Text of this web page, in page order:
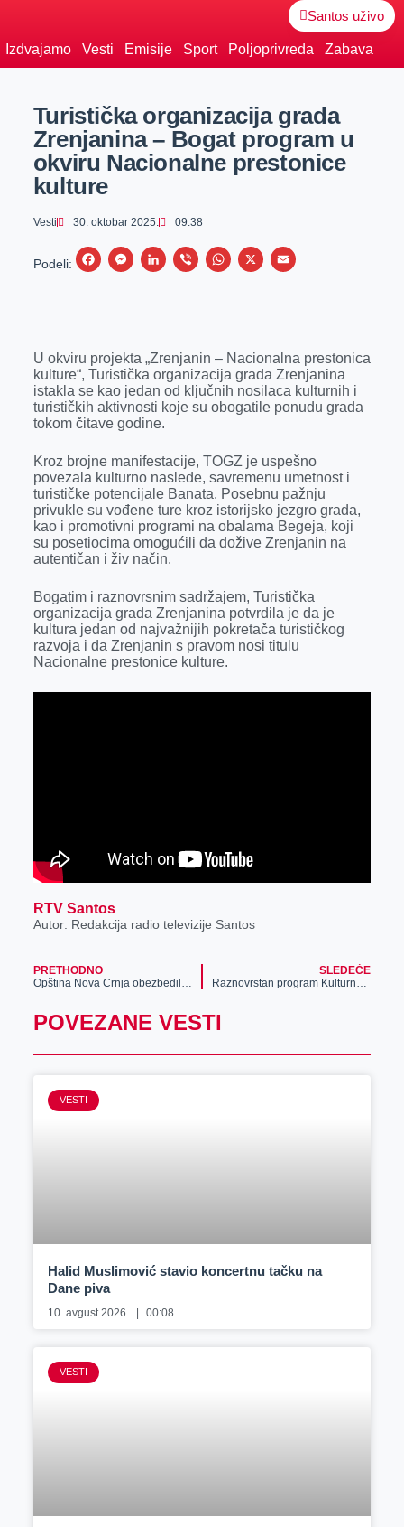
Santos uživo
Izdvajamo Vesti Emisije Sport Poljoprivreda Zabava
Turistička organizacija grada
Zrenjanina – Bogat program u
okviru Nacionalne prestonice
kulture
Vesti 30. oktobar 2025. 09:38
Podeli:
F
b
o
o
M
e
n
g
r
L
e
d
I
V
r
W
s
A
p
X
E
l
U okviru projekta „Zrenjanin – Nacionalna prestonica
kulture“, Turistička organizacija grada Zrenjanina
istakla se kao jedan od ključnih nosilaca kulturnih i
turističkih aktivnosti koje su obogatile ponudu grada
tokom čitave godine.
Kroz brojne manifestacije, TOGZ je uspešno
povezala kulturno nasleđe, savremenu umetnost i
turističke potencijale Banata. Posebnu pažnju
privukle su vođene ture kroz istorijsko jezgro grada,
kao i promotivni programi na obalama Begeja, koji
su posetiocima omogućili da dožive Zrenjanin na
autentičan i živ način.
Bogatim i raznovrsnim sadržajem, Turistička
organizacija grada Zrenjanina potvrdila je da je
kultura jedan od najvažnijih pokretača turističkog
razvoja i da Zrenjanin s pravom nosi titulu
Nacionalne prestonice kulture.
RTV Santos
Autor: Redakcija radio televizije Santos
PRETHODNO
SLEDEĆE
POVEZANE VESTI
VESTI
Halid Muslimović stavio koncertnu tačku na
Dane piva
10. avgust 2026. 00:08
VESTI